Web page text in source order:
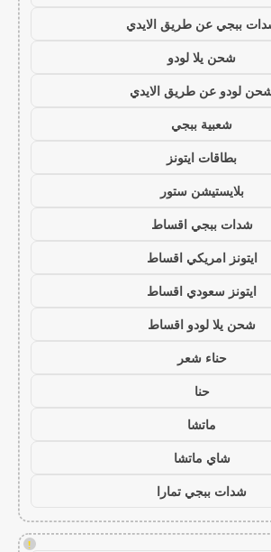
ببجي عن طريق الايدي
شحن يلا لودو
لودو عن طريق الايدي
شعبية ببجي
بطاقات ايتونز
بلايستيشن ستور
شدات ببجي اقساط
ايتونز امريكي اقساط
ايتونز سعودي اقساط
شحن يلا لودو اقساط
حناء شعر
حنا
ماتشا
شاي ماتشا
شدات ببجي تمارا
!